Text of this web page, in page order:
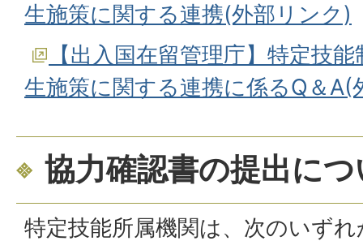
生施策に関する連携(外部リンク)
【出入国在留管理庁】特定技
生施策に関する連携に係るQ＆A(
協力確認書の提出に
特定技能所属機関は、次のいず